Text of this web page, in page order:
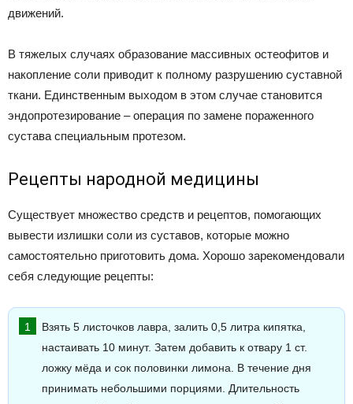
движений.
В тяжелых случаях образование массивных остеофитов и
накопление соли приводит к полному разрушению суставной
ткани. Единственным выходом в этом случае становится
эндопротезирование – операция по замене пораженного
сустава специальным протезом.
Рецепты народной медицины
Существует множество средств и рецептов, помогающих
вывести излишки соли из суставов, которые можно
самостоятельно приготовить дома. Хорошо зарекомендовали
себя следующие рецепты:
Взять 5 листочков лавра, залить 0,5 литра кипятка,
настаивать 10 минут. Затем добавить к отвару 1 ст.
ложку мёда и сок половинки лимона. В течение дня
принимать небольшими порциями. Длительность